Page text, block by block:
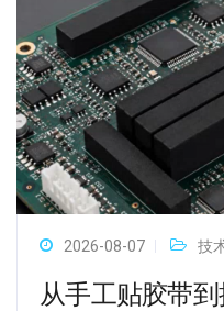
2026-08-07 技
从手工贴胶带